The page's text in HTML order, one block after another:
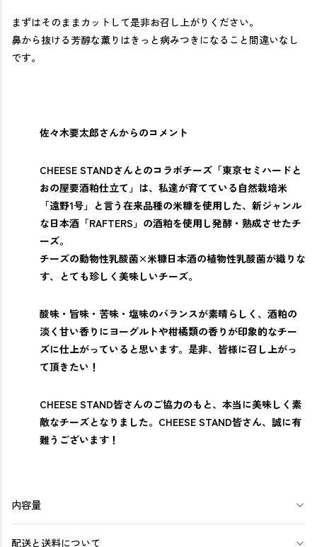
まずはそのままカットして是非お召し上がりください。
鼻から抜ける芳醇な薫りはきっと病みつきになること間違いなし
です。
佐々木要太郎さんからのコメント
CHEESE STANDさんとのコラボチーズ「東京セミハードと
おの屋要酒粕仕立て」は、私達が育てている自然栽培米
「遠野1号」と言う在来品種の米糠を使用した、新ジャンル
な日本酒「RAFTERS」の酒粕を使用し発酵・熟成させたチ
ーズ。
チーズの動物性乳酸菌×米糠日本酒の植物性乳酸菌が織りな
す、とても珍しく美味しいチーズ。
酸味・旨味・苦味・塩味のバランスが素晴らしく、酒粕の
淡く甘い香りにヨーグルトや柑橘類の香りが印象的なチー
ズに仕上がっていると思います。是非、皆様に召し上がっ
て頂きたい！
CHEESE STAND皆さんのご協力のもと、本当に美味しく素
敵なチーズとなりました。CHEESE STAND皆さん、誠に有
難うございます！
内容量
配送と送料について